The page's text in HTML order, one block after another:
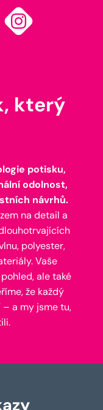
který
potisku,
odolnost,
návrhů.
na detail a
polyester,
Vaše
ale také
že každý
– a my jsme tu,